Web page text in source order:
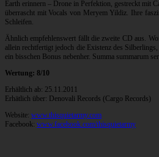
Earth erinnern – Drone in Perfektion, gestreckt mit
überrascht mit Vocals von Meryem Yildiz. Ihre
Schleifen.
Ähnlich empfehlenswert fällt die zweite CD aus.
allein rechtfertigt jedoch die Existenz des
ein bisschen Bonus nebenher. Summa summarum
Wertung: 8/10
Erhältlich ab: 25.11.2011
Erhätlich über: Denovali Records (Cargo Records)
Website: www.thisquietarmy.com
Facebook: www.facebook.com/thisquietarmy